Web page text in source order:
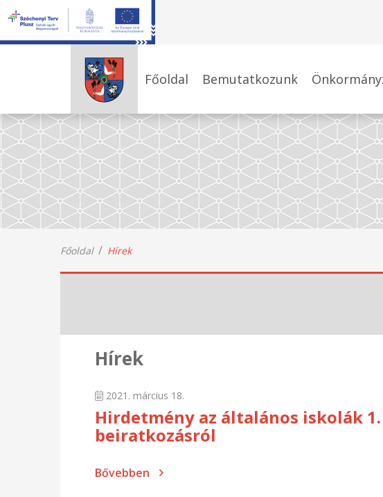
Főoldal Bemutatkozunk
Főoldal Hírek
Hírek
2021. március 18.
Hirdetmény az általános iskolák
beiratkozásról
Bővebben